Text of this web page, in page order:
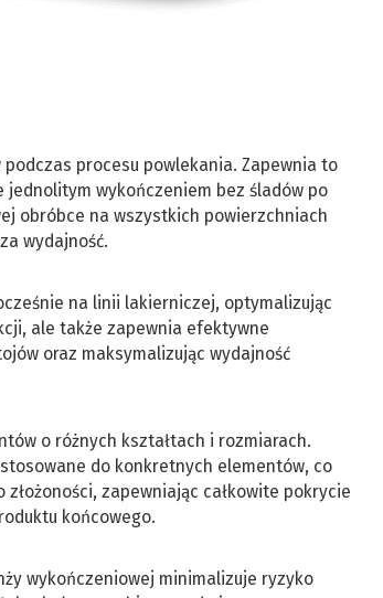
procesu powlekania. Zapewnia to
jednolitym wykończeniem bez śladów po
obróbce na wszystkich powierzchniach
wydajność.
na linii lakierniczej, optymalizując
ale także zapewnia efektywne
oraz maksymalizując wydajność
o różnych kształtach i rozmiarach.
do konkretnych elementów, co
zapewniając całkowite pokrycie
końcowego.
wykończeniowej minimalizuje ryzyko